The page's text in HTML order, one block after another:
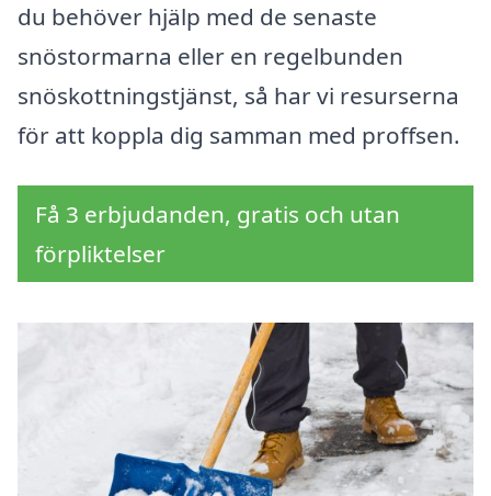
du behöver hjälp med de senaste
snöstormarna eller en regelbunden
snöskottningstjänst, så har vi resurserna
för att koppla dig samman med proffsen.
Få 3 erbjudanden, gratis och utan
förpliktelser